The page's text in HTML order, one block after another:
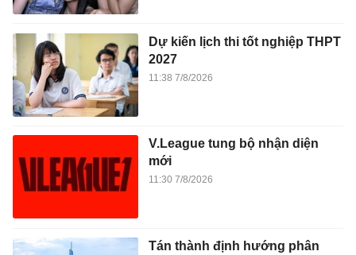
Dự kiến lịch thi tốt nghiệp THPT
2027
11:38 7/8/2026
V.League tung bộ nhận diện
mới
11:30 7/8/2026
Tán thành định hướng phân